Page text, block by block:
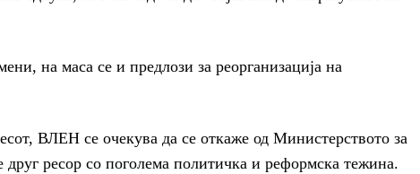
на маса се и предлози за реорганизација на
ВЛЕН се очекува да се откаже од Министерството за
друг ресор со поголема политичка и реформска тежина.